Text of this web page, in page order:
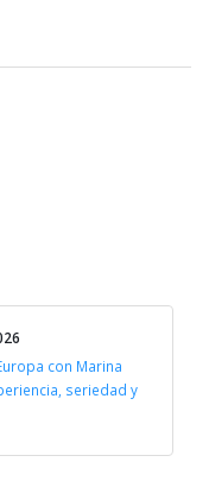
con Marina
seriedad y